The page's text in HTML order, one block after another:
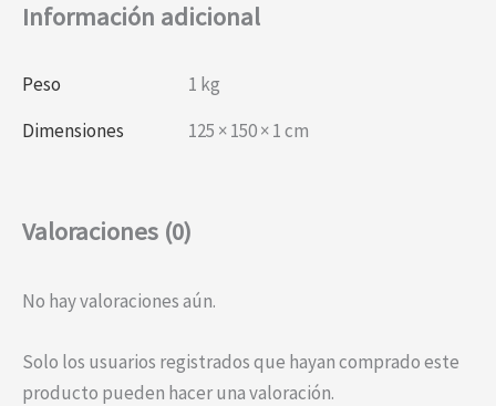
Información adicional
Peso
1 kg
Dimensiones
125 × 150 × 1 cm
Valoraciones (0)
No hay valoraciones aún.
Solo los usuarios registrados que hayan comprado este
producto pueden hacer una valoración.